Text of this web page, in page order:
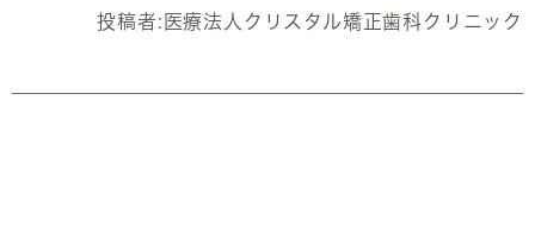
投稿者: 医療法人クリスタル矯正歯科クリニック